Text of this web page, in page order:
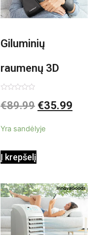
Giluminių
raumenų 3D
elektrinis
Shiatsu
0
iš
€89.99 €35.99
Yra sandėlyje
Į krepšelį